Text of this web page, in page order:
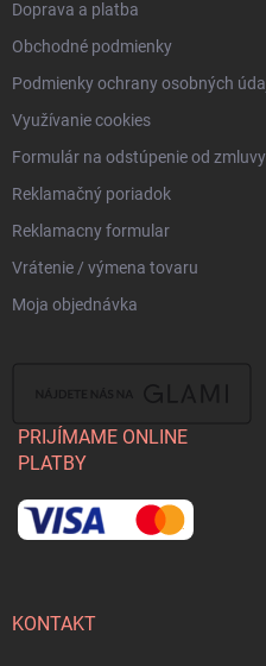
Doprava a platba
Obchodné podmienky
Podmienky ochrany osobných
Využívanie cookies
Formulár na odstúpenie od zmluvy
Reklamačný poriadok
Reklamacny formular
Vrátenie / výmena tovaru
Moja objednávka
PRIJÍMAME ONLINE
PLATBY
KONTAKT